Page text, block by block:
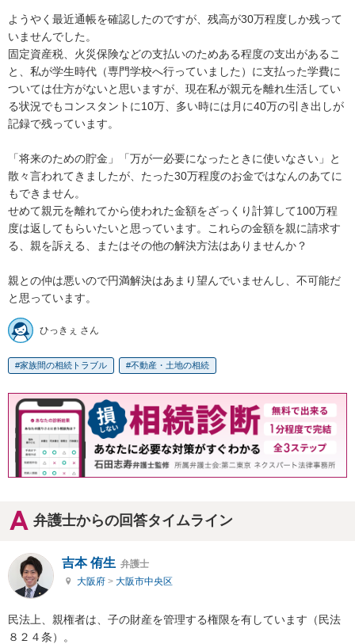
ようやく最近通帳を確認したのですが、残高が30万程度しか残って
いませんでした。
固定資産税、火災保険などの支払いのためある程度の支出があるこ
と、私が学生時代（専門学校へ行っていました）に支払った学費に
ついては仕方がないと思いますが、現在私が親元を離れ生活してい
る状況でもコンスタントに10万、多い時には月に40万の引き出しが
記録で残っています。
「将来のための貯金」「万が一必要になったときに使いなさい」と
散々言われてきましたが、たった30万程度のお金ではなんのあてに
もできません。
せめて親元を離れてから使われた金額をざっくり計算して100万程
度は返してもらいたいと思っています。これらの金額を親に請求す
る、親を訴える、またはその他の解決方法はありませんか？
親との仲は悪いので円満解決はあまり望んでいませんし、不可能だ
と思っています。
ひっきぇ さん
家族間の相続トラブル 不動産・土地の相続
弁護士からの回答タイムライン
吉本 侑生 弁護士
大阪府 > 大阪市中央区
民法上、親権者は、子の財産を管理する権限を有しています（民法
８２４条）。